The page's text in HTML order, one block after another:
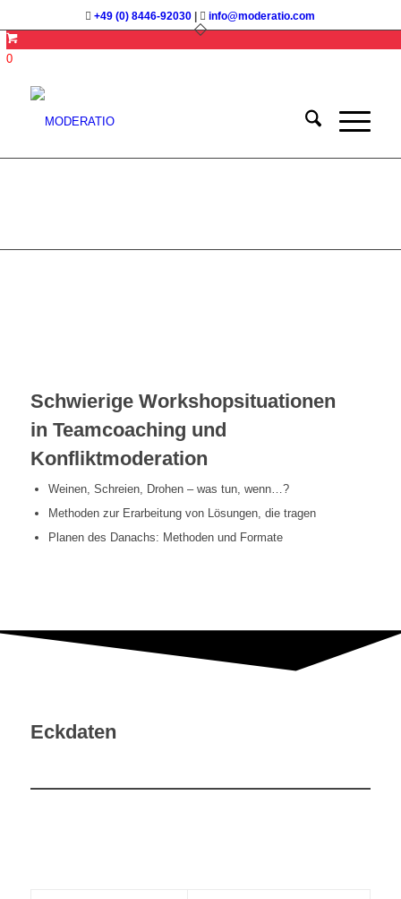
+49 (0) 8446-92030 info@moderatio.com
0
Schwierige Workshopsituationen
in Teamcoaching und
Konfliktmoderation
Weinen, Schreien, Drohen – was tun, wenn…?
Methoden zur Erarbeitung von Lösungen, die tragen
Planen des Danachs: Methoden und Formate
Eckdaten